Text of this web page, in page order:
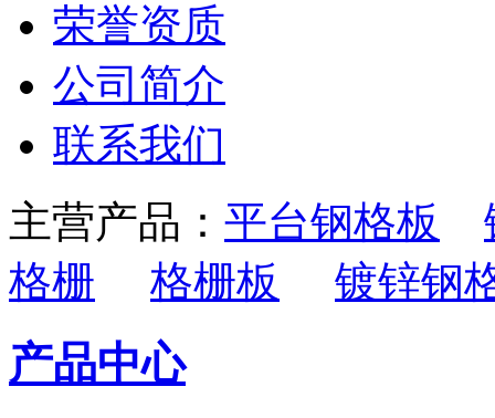
荣誉资质
公司简介
联系我们
主营产品： 平台钢格板
格栅
格栅板 镀锌钢
产品中心